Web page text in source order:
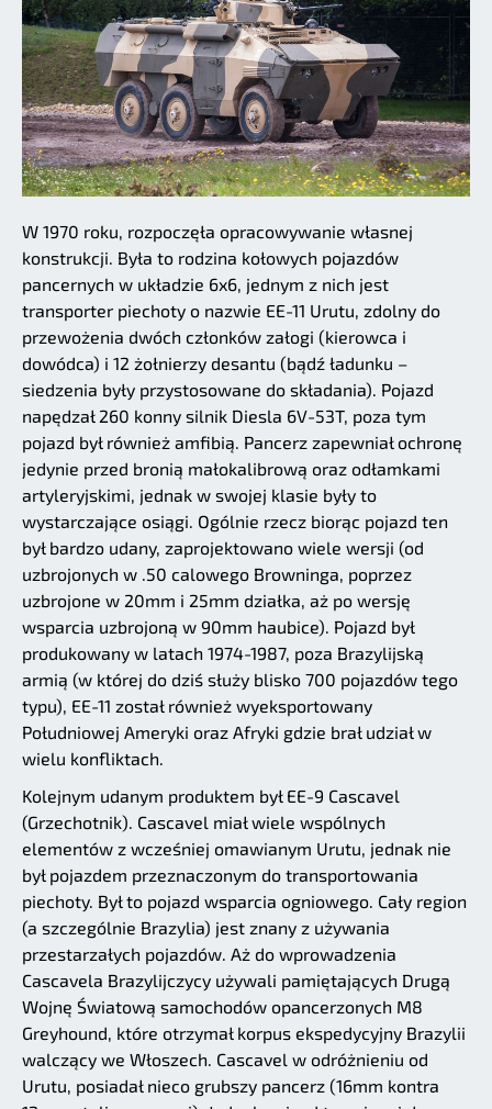
W 1970 roku, rozpoczęła opracowywanie własnej
konstrukcji. Była to rodzina kołowych pojazdów
pancernych w układzie 6x6, jednym z nich jest
transporter piechoty o nazwie EE-11 Urutu, zdolny do
przewożenia dwóch członków załogi (kierowca i
dowódca) i 12 żołnierzy desantu (bądź ładunku –
siedzenia były przystosowane do składania). Pojazd
napędzał 260 konny silnik Diesla 6V-53T, poza tym
pojazd był również amfibią. Pancerz zapewniał ochronę
jedynie przed bronią małokalibrową oraz odłamkami
artyleryjskimi, jednak w swojej klasie były to
wystarczające osiągi. Ogólnie rzecz biorąc pojazd ten
był bardzo udany, zaprojektowano wiele wersji (od
uzbrojonych w .50 calowego Browninga, poprzez
uzbrojone w 20mm i 25mm działka, aż po wersję
wsparcia uzbrojoną w 90mm haubice). Pojazd był
produkowany w latach 1974-1987, poza Brazylijską
armią (w której do dziś służy blisko 700 pojazdów tego
typu), EE-11 został również wyeksportowany
Południowej Ameryki oraz Afryki gdzie brał udział w
wielu konfliktach.
Kolejnym udanym produktem był EE-9 Cascavel
(Grzechotnik). Cascavel miał wiele wspólnych
elementów z wcześniej omawianym Urutu, jednak nie
był pojazdem przeznaczonym do transportowania
piechoty. Był to pojazd wsparcia ogniowego. Cały region
(a szczególnie Brazylia) jest znany z używania
przestarzałych pojazdów. Aż do wprowadzenia
Cascavela Brazylijczycy używali pamiętających Drugą
Wojnę Światową samochodów opancerzonych M8
Greyhound, które otrzymał korpus ekspedycyjny Brazylii
walczący we Włoszech. Cascavel w odróżnieniu od
Urutu, posiadał nieco grubszy pancerz (16mm kontra